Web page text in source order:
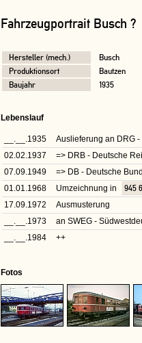
Fahrzeugportrait Busch ?
Hersteller (mech.)
Busch
Produktionsort
Bautzen
Baujahr
1935
Lebenslauf
__.__.1935
Auslieferung an DRG
02.02.1937
=> DRB - Deutsche
07.09.1949
=> DB - Deutsche
01.01.1968
Umzeichnung in
945
17.09.1972
Ausmusterung
__.__.1973
an SWEG -
__.__.1984
++
Fotos